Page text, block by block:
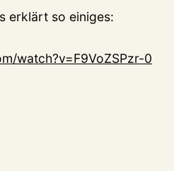
erklärt so einiges:
watch?v=F9VoZSPzr-0